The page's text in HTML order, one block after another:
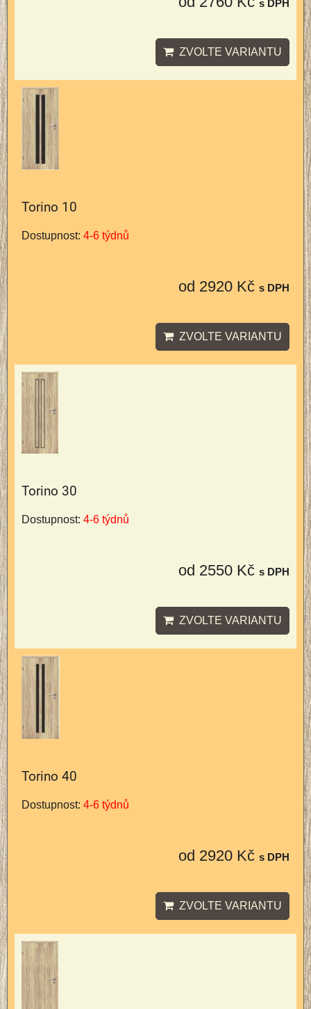
s DPH
ZVOLTE VARIANTU
Torino 10
Dostupnost: 4-6 týdnů
od 2920 Kč s DPH
ZVOLTE VARIANTU
Torino 30
Dostupnost: 4-6 týdnů
od 2550 Kč s DPH
ZVOLTE VARIANTU
Torino 40
Dostupnost: 4-6 týdnů
od 2920 Kč s DPH
ZVOLTE VARIANTU